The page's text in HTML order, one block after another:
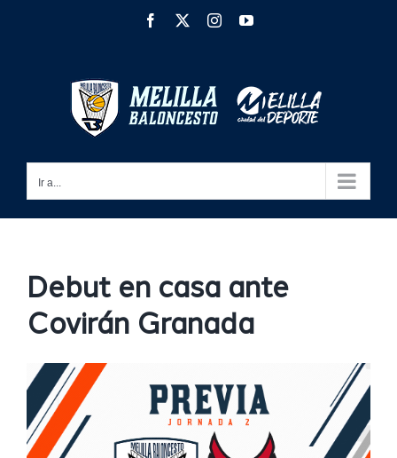
Facebook InstagramYouTube
Ir a...
Debut en casa ante
Covirán Granada
Ver
imagen
más
grande